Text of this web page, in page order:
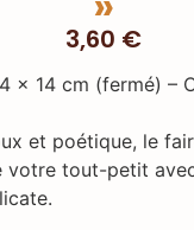
3,60 €
x 14 cm (fermé) –
et poétique, le
votre tout-petit